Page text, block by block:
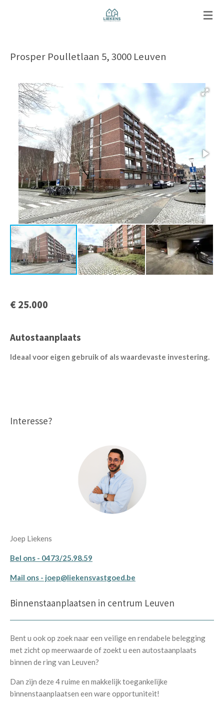
hoofdinhoud
Prosper Poulletlaan 5, 3000 Leuven
€ 25.000
Autostaanplaats
Ideaal voor eigen gebruik of als waardevaste investering.
Interesse?
Joep Liekens
Bel ons - 0473/25.98.59
Mail ons - joep@liekensvastgoed.be
Binnenstaanplaatsen in centrum Leuven
Bent u ook op zoek naar een veilige en rendabele belegging
met zicht op meerwaarde of zoekt u een autostaanplaats
binnen de ring van Leuven?
Dan zijn deze 4 ruime en makkelijk toegankelijke
binnenstaanplaatsen een ware opportuniteit!